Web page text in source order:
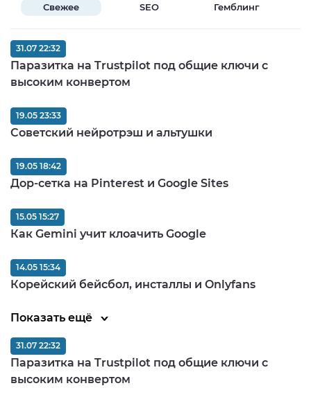
Свежее SEO Гемблинг
Паразитка на Trustpilot под общие ключи с
высоким конвертом
31.07 22:32
Советский нейротрэш и альтушки
19.05 23:33
Дор-сетка на Pinterest и Google Sites
19.05 18:42
Как Gemini учит клоачить Google
15.05 15:27
Корейский бейсбол, инсталлы и Onlyfans
14.05 15:34
Показать ещё
Паразитка на Trustpilot под общие ключи с
высоким конвертом
31.07 22:32